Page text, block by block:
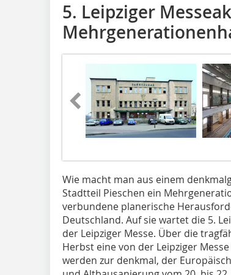
5. Leipziger
Wie macht man aus einem
Stadtteil Pieschen ein
verbundene planerische
Deutschland. Auf sie wartet die 5.
der Leipziger Messe. Über die
Herbst eine von der Leipziger
werden zur denkmal, der